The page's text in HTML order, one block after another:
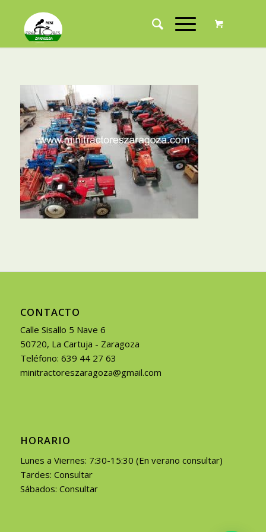
CONTACTO
Calle Sisallo 5 Nave 6
50720, La Cartuja - Zaragoza
Teléfono: 639 44 27 63
minitractoreszaragoza@gmail.com
HORARIO
Lunes a Viernes: 7:30-15:30 (En verano consultar)
Tardes: Consultar
Sábados: Consultar